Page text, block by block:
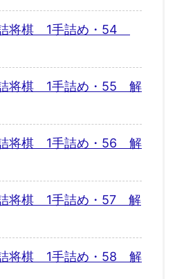
将棋 1手詰め・54
将棋 1手詰め・55 解
将棋 1手詰め・56 解
将棋 1手詰め・57 解
将棋 1手詰め・58 解